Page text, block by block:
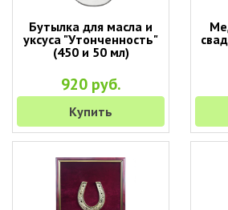
Бутылка для масла и
уксуса "Утонченность"
(450 и 50 мл)
920 руб.
Купить